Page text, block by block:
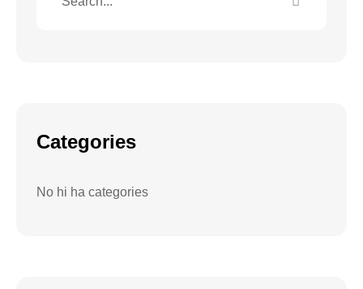
Categories
No hi ha categories